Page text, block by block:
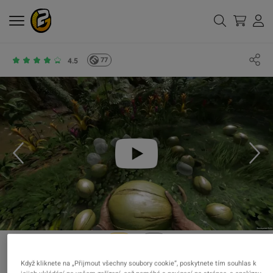
4.5 77
Když kliknete na „Přijmout všechny soubory cookie“, poskytnete tím souhlas k